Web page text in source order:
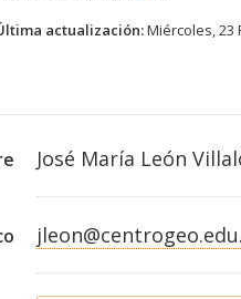
actualización:Miércoles, 23
José María León